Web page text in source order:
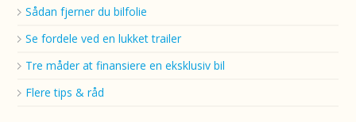
Sådan fjerner du bilfolie
Se fordele ved en lukket trailer
Tre måder at finansiere en eksklusiv bil
Flere tips & råd